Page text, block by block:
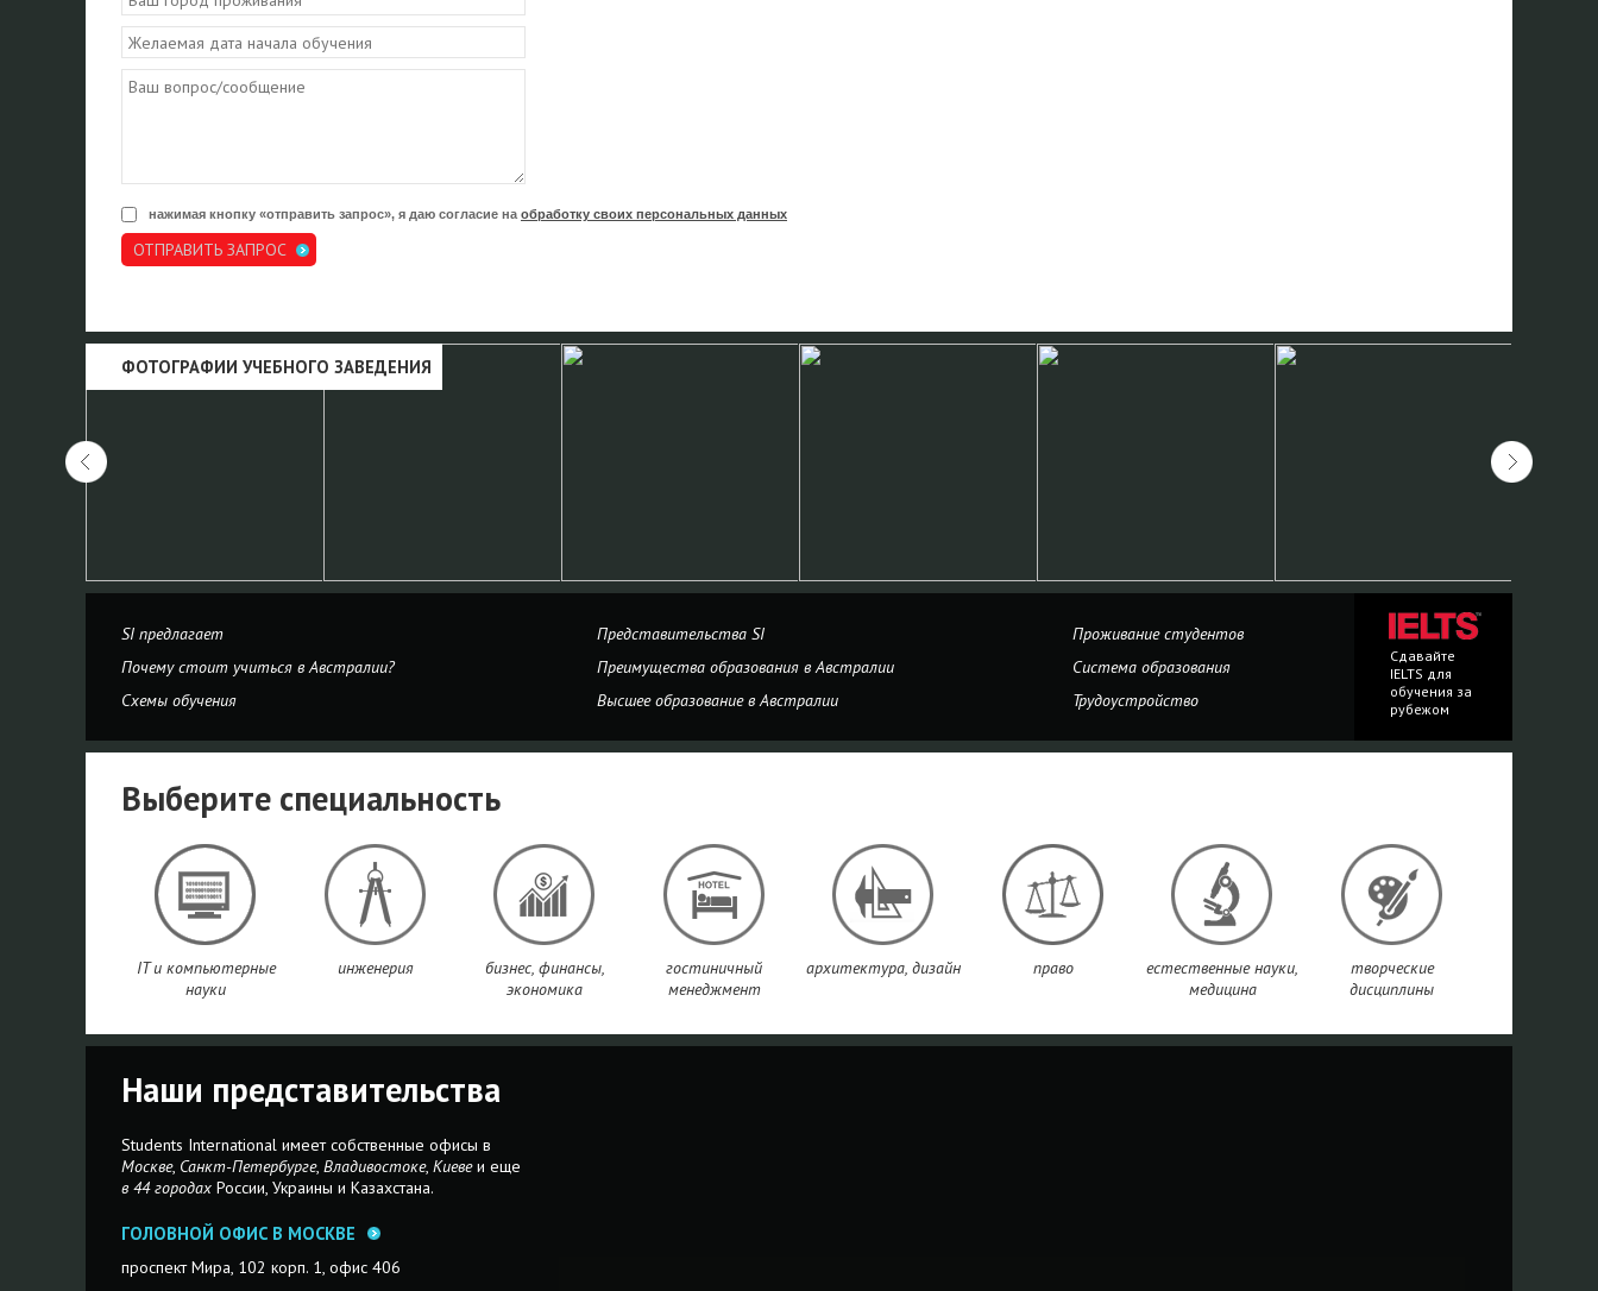
нажимая кнопку «отправить запрос», я даю согласие на обработку своих персональных данных
ОТПРАВИТЬ ЗАПРОС
ФОТОГРАФИИ УЧЕБНОГО ЗАВЕДЕНИЯ
SI предлагает Представительства SI
Проживание студентов
Почему стоит учиться в Австралии?
Преимущества образования в Австралии
Система образования
Схемы обучения
Высшее образование в Австралии Трудоустройство
Сдавайте
IELTS для
обучения за
рубежом
Выберите специальность
IT и компьютерные
науки
инженерия
бизнес, финансы,
экономика
гостиничный
менеджмент
архитектура, дизайн право
естественные науки,
медицина
творческие
дисциплины
Наши представительства
Students International имеет собственные офисы в
Москве, Санкт-Петербурге, Владивостоке, Киевеи еще
в 44 городах России, Украины и Казахстана.
ГОЛОВНОЙ ОФИС В МОСКВЕ
проспект Мира, 102 корп. 1, офис 406